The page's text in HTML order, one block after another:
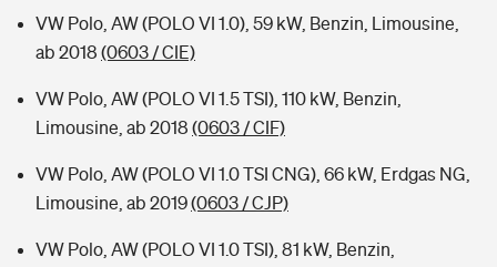
VW Polo, AW (POLO VI 1.0), 59 kW, Benzin, Limousine,
ab 2018 (0603 / CIE)
VW Polo, AW (POLO VI 1.5 TSI), 110 kW, Benzin,
Limousine, ab 2018 (0603 / CIF)
VW Polo, AW (POLO VI 1.0 TSI CNG), 66 kW, Erdgas NG,
Limousine, ab 2019(0603 / CJP)
VW Polo, AW (POLO VI 1.0 TSI), 81 kW, Benzin,